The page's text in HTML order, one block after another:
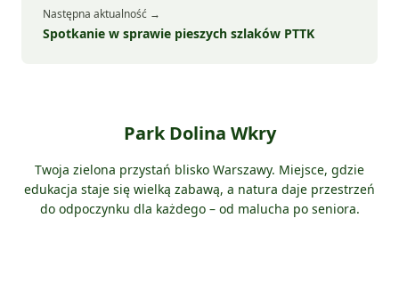
Następna aktualność →
Spotkanie w sprawie pieszych szlaków PTTK
Park Dolina Wkry
Twoja zielona przystań blisko Warszawy. Miejsce, gdzie
edukacja staje się wielką zabawą, a natura daje przestrzeń
do odpoczynku dla każdego – od malucha po seniora.